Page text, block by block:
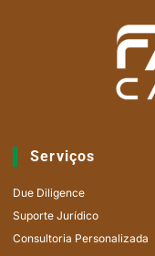
Serviços
Due Diligence
Suporte Jurídico
Consultoria Personalizada